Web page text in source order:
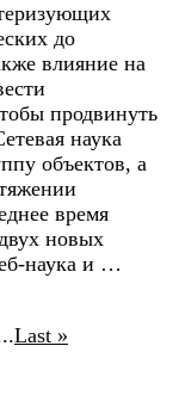
до
влияние на
продвинуть
наука
объектов, а
время
новых
наука и …
Last »